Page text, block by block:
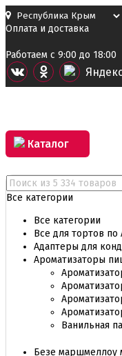
Оплата и доставка
Работаем с 9:00 до 18:00
Яндекс
Каталог
Все категории
Все категории
Все для тортов по
Адаптеры для
Ароматизаторы
Ванильная
Безе маршмеллоу